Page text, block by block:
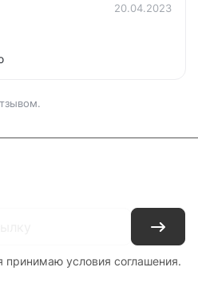
20.04.2023
условия соглашения.